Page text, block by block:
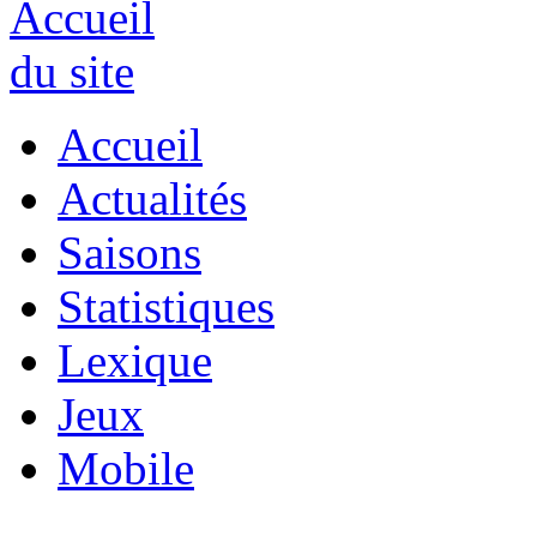
Accueil
Actualités
Saisons
Statistiques
Lexique
Jeux
Mobile